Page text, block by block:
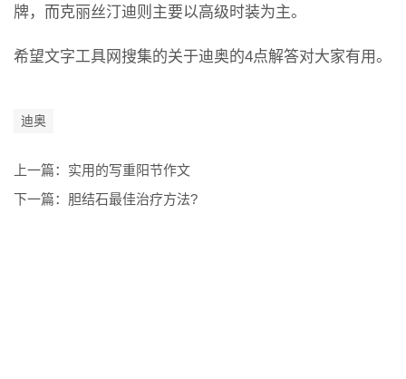
牌，而克丽丝汀迪则主要以高级时装为主。
希望文字工具网搜集的关于迪奥的4点解答对大家有用。
迪奥
上一篇： 实用的写重阳节作文
下一篇： 胆结石最佳治疗方法?